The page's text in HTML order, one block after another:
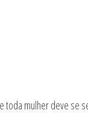
toda mulher deve se